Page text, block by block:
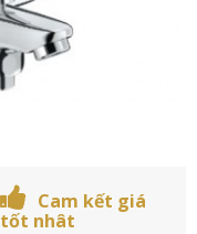
Cam kết giá
tốt nhât